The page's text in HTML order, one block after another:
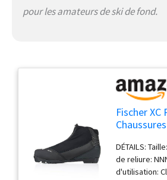
pour les amateurs de ski de fond.
Fischer XC
NNN
DÉTAILS:
de reliure:
d'utilisation: